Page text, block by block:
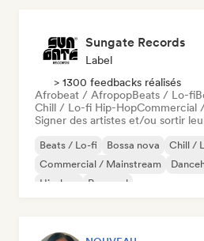
Sungate Records
Label
> 1300 feedbacks réalisés
Afrobeat / AfropopBeats / Lo-fi
Chill / Lo-fi Hip-HopCommercial
Signer des artistes et/ou sortir
Beats / Lo-fi Bossa nova
Chill /
Commercial / Mainstream
Hip-hop
Pop soul